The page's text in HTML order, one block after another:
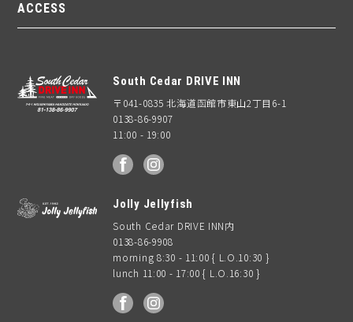
ACCESS
South Cedar DRIVE INN
〒041-0835 北海道函館市東山2丁目6-1
0138-86-9907
11:00 - 19:00
facebook
Jolly Jellyfish
South Cedar DRIVE INN内
0138-86-9908
morning 8:30 - 11:00 { L.O.10:30 }
lunch 11:00 - 17:00 { L.O.16:30 }
facebook